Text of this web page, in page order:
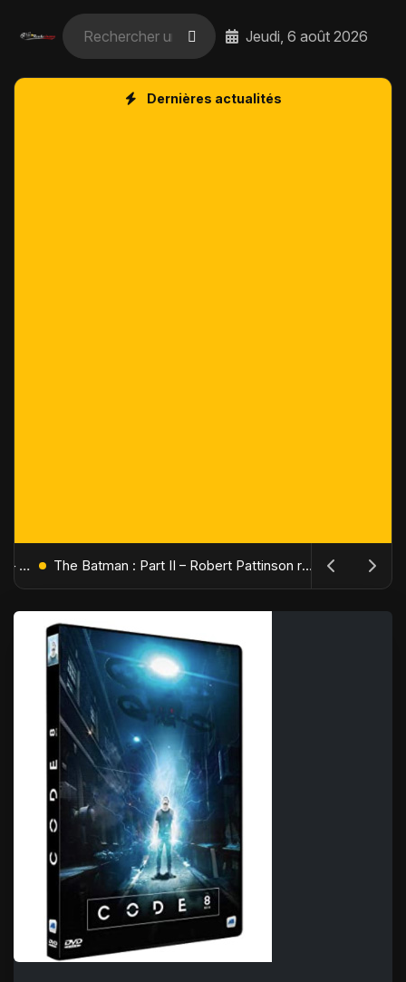
Jeudi, 6 août 2026
Dernières actualités
L'Âge de Glace : Le Réveil du Volcan – Manny, Sid et Diego de retour pour une aventure explosive The Batman : Part II – Robert Pattinson replonge dans les ténèbres de Gotham dès octobre 2027